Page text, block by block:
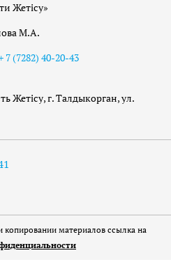
Жетісу»
М.А.
7 (7282) 40-20-43
Жетісу, г. Талдыкорган, ул.
копировании материалов ссылка на